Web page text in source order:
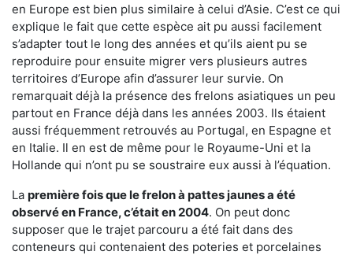
en Europe est bien plus similaire à celui d’Asie. C’est ce qui
explique le fait que cette espèce ait pu aussi facilement
s’adapter tout le long des années et qu’ils aient pu se
reproduire pour ensuite migrer vers plusieurs autres
territoires d’Europe afin d’assurer leur survie. On
remarquait déjà la présence des frelons asiatiques un peu
partout en France déjà dans les années 2003. Ils étaient
aussi fréquemment retrouvés au Portugal, en Espagne et
en Italie. Il en est de même pour le Royaume-Uni et la
Hollande qui n’ont pu se soustraire eux aussi à l’équation.
La première fois que le frelon à pattes jaunes a été
observé en France, c’était en 2004. On peut donc
supposer que le trajet parcouru a été fait dans des
conteneurs qui contenaient des poteries et porcelaines